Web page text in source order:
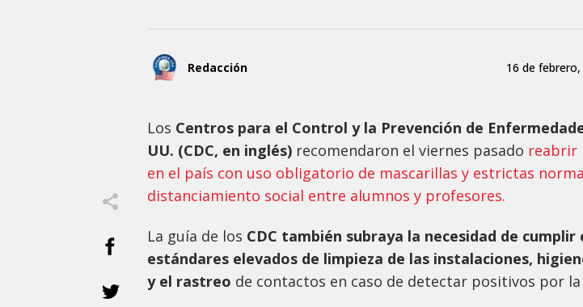
Redacción 16 de
Los Centros para el Control y la Prevención de
UU. (CDC, en inglés) recomendaron el viernes pasado reabrir
en el país con uso obligatorio de mascarillas y estrictas
distanciamiento social entre alumnos y profesores.
La guía de los CDC también subraya la necesidad de cumplir
estándares elevados de limpieza de las instalaciones,
y el rastreo de contactos en caso de detectar positivos por la